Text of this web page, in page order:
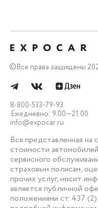
©Все права защищены
8-800-533-79-93
Ежедневно: 9.00—21.00
info@expocar.ru
Вся представленная на
стоимости
сервисного
страховым полисам,
прочих услуг, носит
является публичной
положениями ст. 437